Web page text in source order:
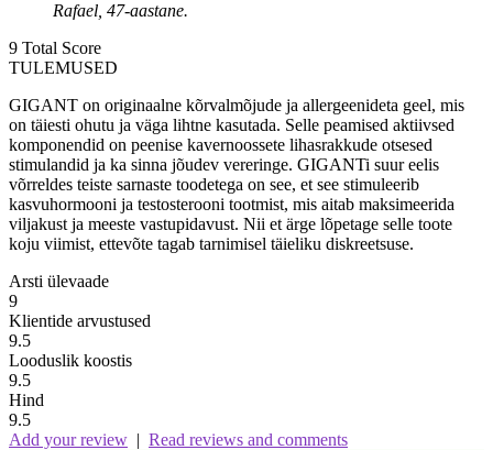
Rafael, 47-aastane.
9 Total Score
TULEMUSED
GIGANT on originaalne kõrvalmõjude ja allergeenideta geel, mis
on täiesti ohutu ja väga lihtne kasutada. Selle peamised aktiivsed
komponendid on peenise kavernoossete lihasrakkude otsesed
stimulandid ja ka sinna jõudev vereringe. GIGANTi suur eelis
võrreldes teiste sarnaste toodetega on see, et see stimuleerib
kasvuhormooni ja testosterooni tootmist, mis aitab maksimeerida
viljakust ja meeste vastupidavust. Nii et ärge lõpetage selle toote
koju viimist, ettevõte tagab tarnimisel täieliku diskreetsuse.
Arsti ülevaade
9
Klientide arvustused
9.5
Looduslik koostis
9.5
Hind
9.5
Add your review | Read reviews and comments